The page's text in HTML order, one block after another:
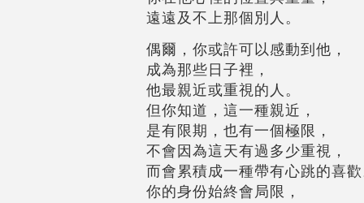
遠遠及不上那個別人。
偶爾，你或許可以感動到他，
成為那些日子裡，
他最親近或重視的人。
但你知道，這一種親近，
是有限期，也有一個極限，
不會因為這天有過多少重視，
而會累積成一種帶有心跳的喜
你的身份始終會局限，